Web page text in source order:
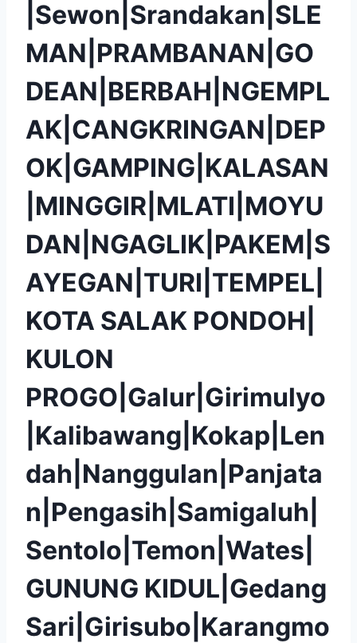
|Sewon|Srandakan|SLE
MAN|PRAMBANAN|GO
DEAN|BERBAH|NGEMPL
AK|CANGKRINGAN|DEP
OK|GAMPING|KALASAN
|MINGGIR|MLATI|MOYU
DAN|NGAGLIK|PAKEM|S
AYEGAN|TURI|TEMPEL|
KOTA SALAK PONDOH|
KULON
PROGO|Galur|Girimulyo
|Kalibawang|Kokap|Len
dah|Nanggulan|Panjata
n|Pengasih|Samigaluh|
Sentolo|Temon|Wates|
GUNUNG KIDUL|Gedang
Sari|Girisubo|Karangmo